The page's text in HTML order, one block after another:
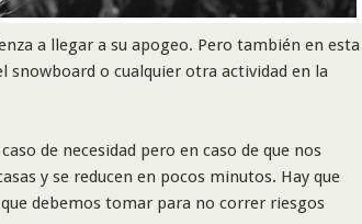
a llegar a su apogeo. Pero también en esta
snowboard o cualquier otra actividad en la
de necesidad pero en caso de que nos
y se reducen en pocos minutos. Hay que
debemos tomar para no correr riesgos